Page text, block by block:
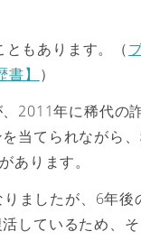
もあります。（
】 ）
2011年に稀代の
当てられながら
あります。
ましたが、6年後
しているため、